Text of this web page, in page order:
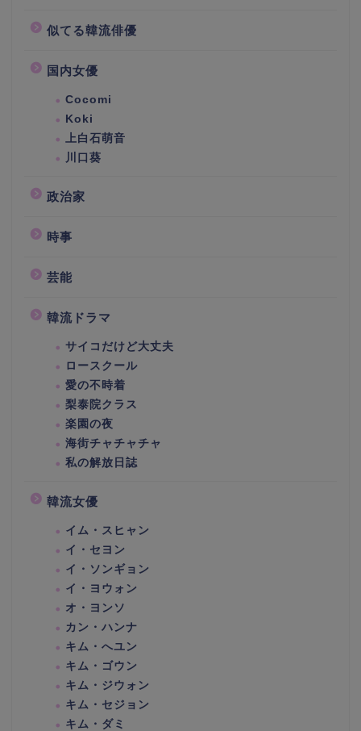
似てる韓流俳優
国内女優
Cocomi
Koki
上白石萌音
川口葵
政治家
時事
芸能
韓流ドラマ
サイコだけど大丈夫
ロースクール
愛の不時着
梨泰院クラス
楽園の夜
海街チャチャチャ
私の解放日誌
韓流女優
イム・スヒャン
イ・セヨン
イ・ソンギョン
イ・ヨウォン
オ・ヨンソ
カン・ハンナ
キム・へユン
キム・ゴウン
キム・ジウォン
キム・セジョン
キム・ダミ